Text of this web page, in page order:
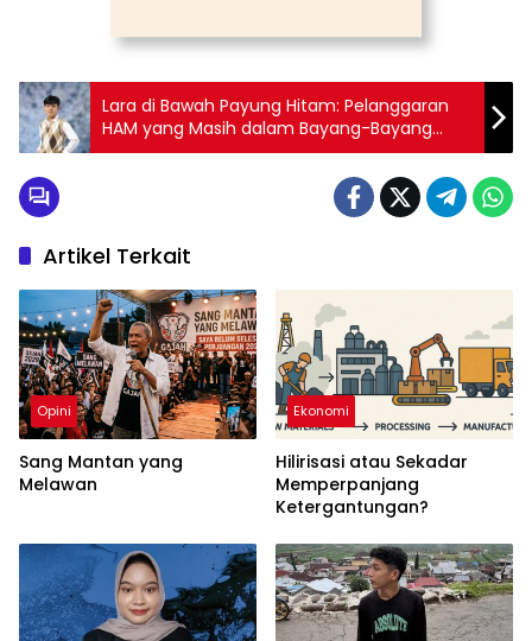
Lara di Bawah Payung Hitam: Pelanggaran
HAM yang Masih dalam Bayang-Bayang
Keadilan
Artikel Terkait
Opini
Sang Mantan yang
Melawan
Ekonomi
Hilirisasi atau Sekadar
Memperpanjang
Ketergantungan?